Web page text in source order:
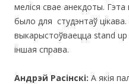
меліся свае анекдоты. Гэта
было для студэнтаў
выкарыстоўваецца stand up
іншая справа.
Андрэй Расінскі: А якія